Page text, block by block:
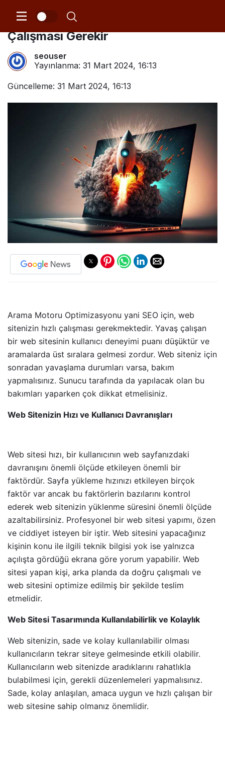
SEO İçin Web Sitenizin Hızlı
Çalışması Gerekir
seouser
Yayınlanma: 31 Mart 2024, 16:13
Güncelleme: 31 Mart 2024, 16:13
Arama Motoru Optimizasyonu yani SEO için, web
sitenizin hızlı çalışması gerekmektedir. Yavaş çalışan
bir web sitesinin kullanıcı deneyimi puanı düşüktür ve
aramalarda üst sıralara gelmesi zordur. Web siteniz için
sonradan yavaşlama durumları varsa, bakım
yapmalısınız. Sunucu tarafında da yapılacak olan bu
bakımları yaparken çok dikkat etmelisiniz.
Web Sitenizin Hızı ve Kullanıcı Davranışları
Web sitesi hızı, bir kullanıcının web sayfanızdaki
davranışını önemli ölçüde etkileyen önemli bir
faktördür. Sayfa yükleme hızınızı etkileyen birçok
faktör var ancak bu faktörlerin bazılarını kontrol
ederek web sitenizin yüklenme süresini önemli ölçüde
azaltabilirsiniz. Profesyonel bir web sitesi yapımı, özen
ve ciddiyet isteyen bir iştir. Web sitesini yapacağınız
kişinin konu ile ilgili teknik bilgisi yok ise yalnızca
açılışta gördüğü ekrana göre yorum yapabilir. Web
sitesi yapan kişi, arka planda da doğru çalışmalı ve
web sitesini optimize edilmiş bir şekilde teslim
etmelidir.
Web Sitesi Tasarımında Kullanılabilirlik ve Kolaylık
Web sitenizin, sade ve kolay kullanılabilir olması
kullanıcıların tekrar siteye gelmesinde etkili olabilir.
Kullanıcıların web sitenizde aradıklarını rahatlıkla
bulabilmesi için, gerekli düzenlemeleri yapmalısınız.
Sade, kolay anlaşılan, amaca uygun ve hızlı çalışan bir
web sitesine sahip olmanız önemlidir.